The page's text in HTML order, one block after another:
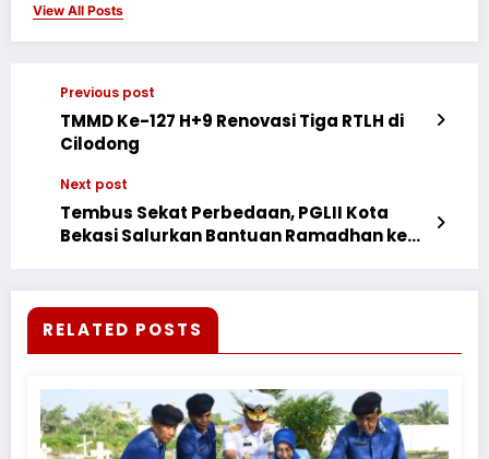
View All Posts
Previous post
TMMD Ke-127 H+9 Renovasi Tiga RTLH di
Cilodong
Next post
Tembus Sekat Perbedaan, PGLII Kota
Bekasi Salurkan Bantuan Ramadhan ke
RELATED POSTS